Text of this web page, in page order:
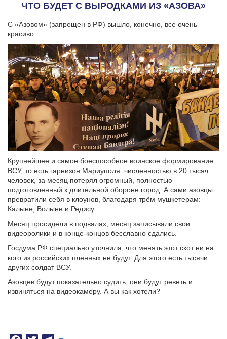
ЧТО БУДЕТ С ВЫРОДКАМИ ИЗ «АЗОВА»
С «Азовом» (запрещен в РФ) вышло, конечно, все очень
красиво.
Крупнейшее и самое боеспособное воинское формирование
ВСУ, то есть гарнизон Мариуполя численностью в 20 тысяч
человек, за месяц потерял огромный, полностью
подготовленный к длительной обороне город. А сами азовцы
превратили себя в клоунов, благодаря трём мушкетерам:
Калыне, Волыне и Редису.
Месяц просидели в подвалах, месяц записывали свои
видеоролики и в конце-концов бесславно сдались.
Госдума РФ специально уточнила, что менять этот скот ни на
кого из российских пленных не будут. Для этого есть тысячи
других солдат ВСУ.
Азовцев будут показательно судить, они будут реветь и
извиняться на видеокамеру. А вы как хотели?